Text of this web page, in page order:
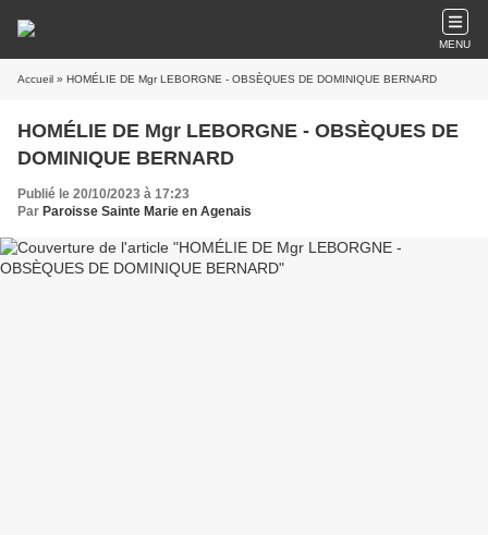
MENU
Accueil » HOMÉLIE DE Mgr LEBORGNE - OBSÈQUES DE DOMINIQUE BERNARD
HOMÉLIE DE Mgr LEBORGNE - OBSÈQUES DE
DOMINIQUE BERNARD
Publié le 20/10/2023 à 17:23
Par Paroisse Sainte Marie en Agenais